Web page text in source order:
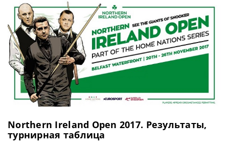
https://youtu.be/Mrpr5N2tAwQ Видео матча Стюарт
Кэррингтон — Джадд Трамп. Первый раунд
https://youtu.be/gSEuuF91N6M Видео матча […]
Northern Ireland Open 2017. Результаты,
турнирная таблица